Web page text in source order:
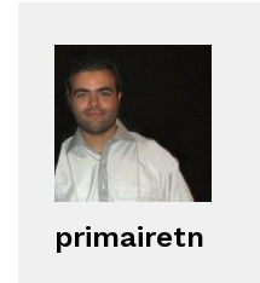
primairetn